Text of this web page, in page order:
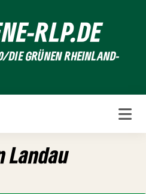
RLP.DE
DIE GRÜNEN RHEINLAND-
Landau